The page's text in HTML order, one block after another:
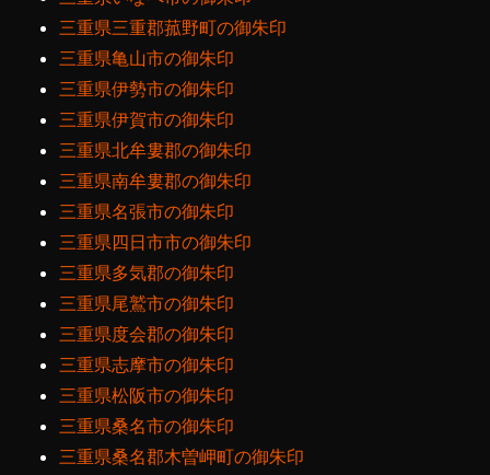
三重県三重郡菰野町の御朱印
三重県亀山市の御朱印
三重県伊勢市の御朱印
三重県伊賀市の御朱印
三重県北牟婁郡の御朱印
三重県南牟婁郡の御朱印
三重県名張市の御朱印
三重県四日市市の御朱印
三重県多気郡の御朱印
三重県尾鷲市の御朱印
三重県度会郡の御朱印
三重県志摩市の御朱印
三重県松阪市の御朱印
三重県桑名市の御朱印
三重県桑名郡木曽岬町の御朱印